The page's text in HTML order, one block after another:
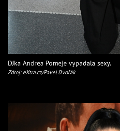
DJka Andrea Pomeje vypadala sexy.
Zdroj: eXtra.cz/Pavel Dvořák